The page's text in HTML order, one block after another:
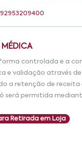
MÉDICA
controlada e a
e validação através
a retenção de receita
será permitida
Retirada em Loja